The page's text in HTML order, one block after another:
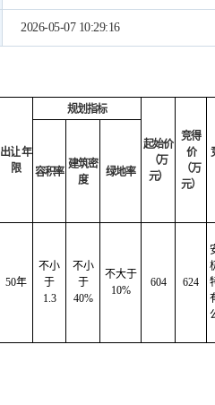
2026-05-07 10:29:16
出让年
限
规划指标
起始价
（万
元）
竞得
价
（万
元）
容积率
建筑密
度
绿地率
50年
不小
于
1.3
不小
于
40%
不大于
10%
604 624